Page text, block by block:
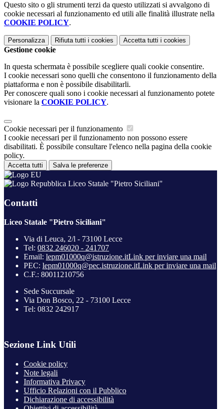
Questo sito o gli strumenti terzi da questo utilizzati si avvalgono di
cookie necessari al funzionamento ed utili alle finalità illustrate nella
COOKIE POLICY.
Personalizza Rifiuta tutti i cookies Accetta tutti i cookies
Gestione cookie
In questa schermata è possibile scegliere quali cookie consentire.
I cookie necessari sono quelli che consentono il funzionamento della
piattaforma e non è possibile disabilitarli.
Per conoscere quali sono i cookie necessari al funzionamento potete
visionare la COOKIE POLICY.
Cookie necessari per il funzionamento
I cookie necessari per il funzionamento non possono essere
disabilitati. È possibile consultare l'elenco nella pagina della cookie
policy.
Accetta tutti Salva le preferenze
Liceo Statale "Pietro Siciliani"
Contatti
Liceo Statale "Pietro Siciliani"
Via di Leuca, 2/l - 73100 Lecce
Tel: 0832 246020 - 241707
Email: lepm01000q@istruzione.itLink per inviare una mail
PEC: lepm01000q@pec.istruzione.itLink per inviare una mail
C.F.: 80011210756
Sede Succursale
Via Don Bosco, 22 - 73100 Lecce
Tel: 0832 242917
Sezione Link Utili
Cookie policy
Note legali
Informativa Privacy
Ufficio Relazioni con il Pubblico
Dichiarazione di accessibilità